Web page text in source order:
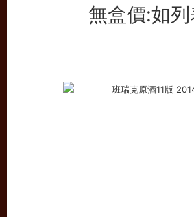
無盒價:如列